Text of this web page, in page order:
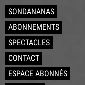
SONDANANAS
ABONNEMENTS
SPECTACLES
CONTACT
ESPACE ABONNÉS